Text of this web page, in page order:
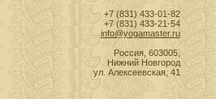
+7 (831) 433-01-82
+7 (831) 433-21-54
info@yogamaster.ru
Россия, 603005,
Нижний Новгород
ул. Алексеевская, 41